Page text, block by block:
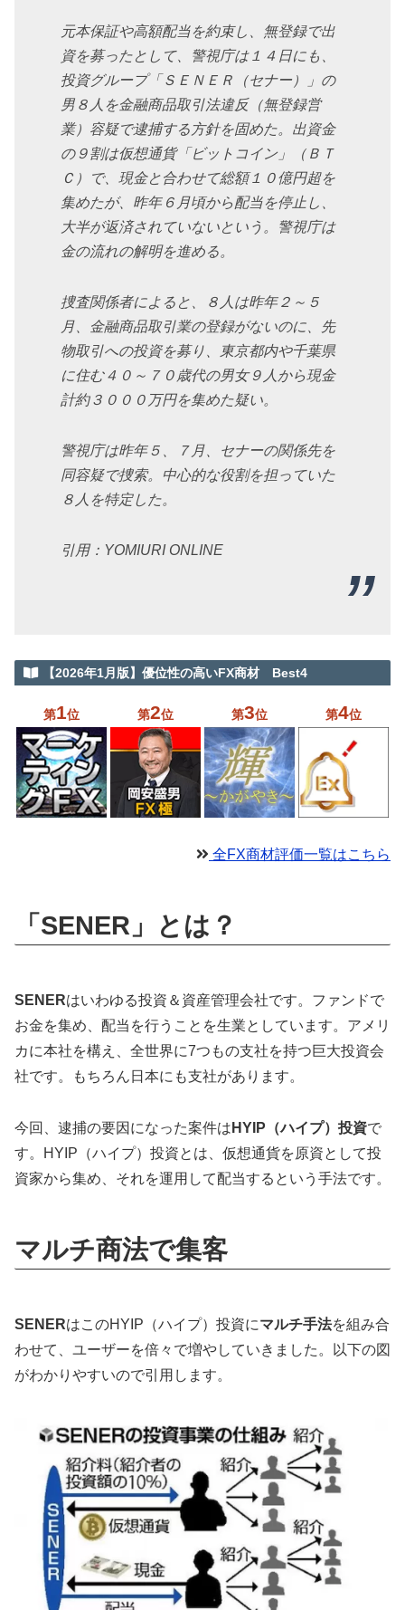
元本保証や高額配当を約束し、無登録で出
資を募ったとして、警視庁は１４日にも、
投資グループ「ＳＥＮＥＲ（セナー）」の
男８人を金融商品取引法違反（無登録営
業）容疑で逮捕する方針を固めた。 出資金
の９割は仮想通貨「ビットコイン」（ＢＴ
Ｃ）で、現金と合わせて総額１０億円超を
集めたが、昨年６月頃から配当を停止し、
大半が返済されていないという。警視庁は
金の流れの解明を進める。
捜査関係者によると、８人は昨年２～５
月、金融商品取引業の登録がないのに、先
物取引への投資を募り、東京都内や千葉県
に住む４０～７０歳代の男女９人から現金
計約３０００万円を集めた疑い。
警視庁は昨年５、７月、セナーの関係先を
同容疑で捜索。中心的な役割を担っていた
８人を特定した。
引用：YOMIURI ONLINE
【2026年1月版】優位性の高いFX商材 Best4
第1位 第2位 第3位 第4位
全FX商材評価一覧はこちら
「SENER」とは？
SENERはいわゆる投資＆資産管理会社です。ファンドで
お金を集め、配当を行うことを生業としています。アメリ
カに本社を構え、全世界に7つもの支社を持つ巨大投資会
社です。もちろん日本にも支社があります。
今回、逮捕の要因になった案件は HYIP（ハイプ）投資で
す。HYIP（ハイプ）投資とは、仮想通貨を原資として投
資家から集め、それを運用して配当するという手法です。
マルチ商法で集客
SENERはこのHYIP（ハイプ）投資にマルチ手法を組み合
わせて、ユーザーを倍々で増やしていきました。以下の図
がわかりやすいので引用します。